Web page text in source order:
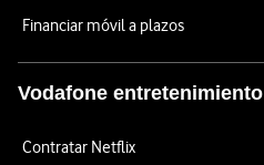
Financiar móvil a plazos
Vodafone entretenimiento
Contratar Netflix